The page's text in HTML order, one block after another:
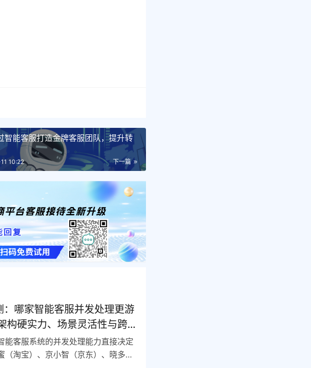
智能客服打造金牌客服团队，提升转
下一篇
10:22
哪家智能客服并发处理更游
构硬实力、场景灵活性与跨
胜法则！
能客服系统的并发处理能力直接决定
淘宝）、京小智（京东）、晓多作